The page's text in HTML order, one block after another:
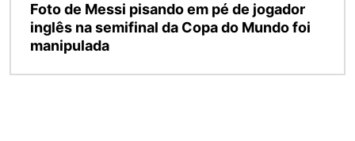
Foto de Messi pisando em pé de jogador
inglês na semifinal da Copa do Mundo foi
manipulada